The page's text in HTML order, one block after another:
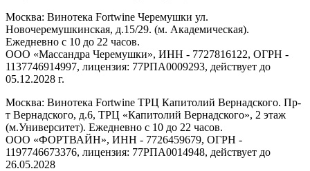
Москва: Винотека Fortwine Черемушки ул.
Новочеремушкинская, д.15/29. (м. Академическая).
Ежедневно с 10 до 22 часов.
ООО «Массандра Черемушки», ИНН - 7727816122, ОГРН -
1137746914997, лицензия: 77РПА0009293, действует до
05.12.2028 г.
Москва: Винотека Fortwine ТРЦ Капитолий Вернадского. Пр-
т Вернадского, д.6, ТРЦ «Капитолий Вернадского», 2 этаж
(м.Университет). Ежедневно с 10 до 22 часов.
ООО «ФОРТВАЙН», ИНН - 7726459679, ОГРН -
1197746673376, лицензия: 77РПА0014948, действует до
26.05.2028